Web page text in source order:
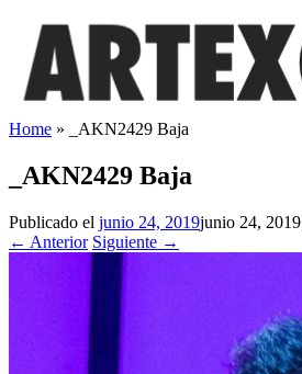
contenido
Home » _AKN2429 Baja
_AKN2429 Baja
Publicado el junio 24, 2019junio 24, 2019
← Anterior Siguiente →